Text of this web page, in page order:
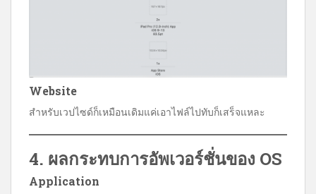
Website
สำหรับเวปไซด์ก็เหมือนเดิมแค่เอาไฟล์ไปทับก็เสร็จแหละ
4. ผลกระทบการอัพเวอร์ชั่นของ OS
Application